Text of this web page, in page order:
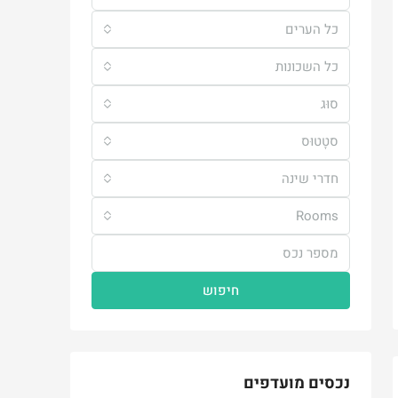
כל הערים
כל השכונות
סוּג
סטָטוּס
חדרי שינה
Rooms
חיפוש
נכסים מועדפים